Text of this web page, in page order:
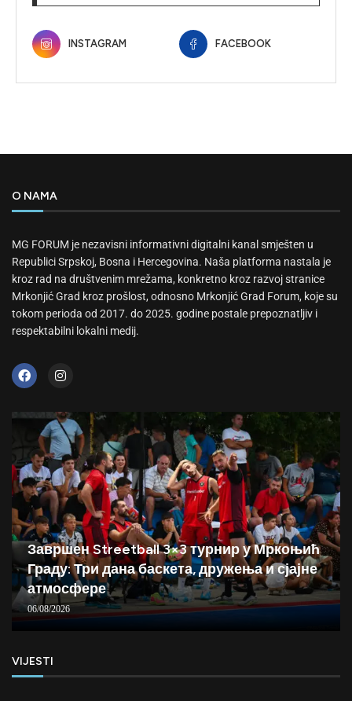
INSTAGRAM FACEBOOK
O NAMA
MG FORUM je nezavisni informativni digitalni kanal smješten u
Republici Srpskoj, Bosna i Hercegovina. Naša platforma nastala je
kroz rad na društvenim mrežama, konkretno kroz razvoj stranice
Mrkonjić Grad kroz prošlost, odnosno Mrkonjić Grad Forum, koje su
tokom perioda od 2017. do 2025. godine postale prepoznatljiv i
respektabilni lokalni medij.
Завршен Streetball 3×3 турнир у Мркоњић
Граду: Три дана баскета, дружења и сјајне
атмосфере
06/08/2026
VIJESTI